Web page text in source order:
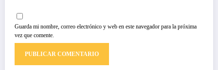
Guarda mi nombre, correo electrónico y web en este navegador para la próxima
vez que comente.